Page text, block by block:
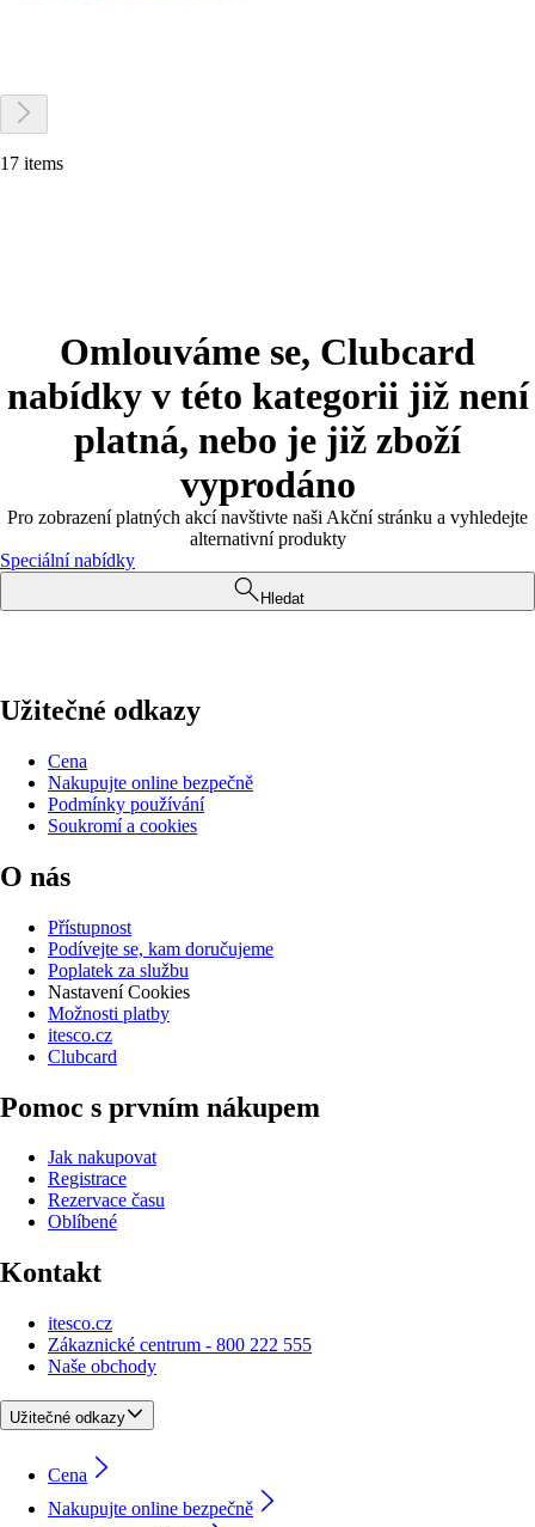
17 items
Omlouváme se, Clubcard
nabídky v této kategorii již není
platná, nebo je již zboží
vyprodáno
Pro zobrazení platných akcí navštivte naši Akční stránku a vyhledejte
alternativní produkty
Speciální nabídky
Hledat
Užitečné odkazy
Cena
Nakupujte online bezpečně
Podmínky používání
Soukromí a cookies
O nás
Přístupnost
Podívejte se, kam doručujeme
Poplatek za službu
Nastavení Cookies
Možnosti platby
itesco.cz
Clubcard
Pomoc s prvním nákupem
Jak nakupovat
Registrace
Rezervace času
Oblíbené
Kontakt
itesco.cz
Zákaznické centrum - 800 222 555
Naše obchody
Užitečné odkazy
Cena
Nakupujte online bezpečně